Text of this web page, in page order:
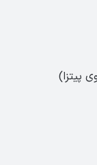
پیتزا)